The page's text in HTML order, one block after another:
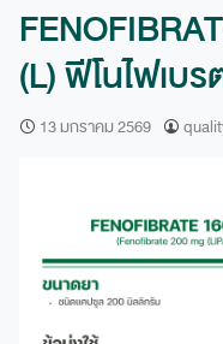
โทรศัพท์
ฮอทไลน์
043-333555
(L) ฟีโนไฟเบร
13 มกราคม 2569